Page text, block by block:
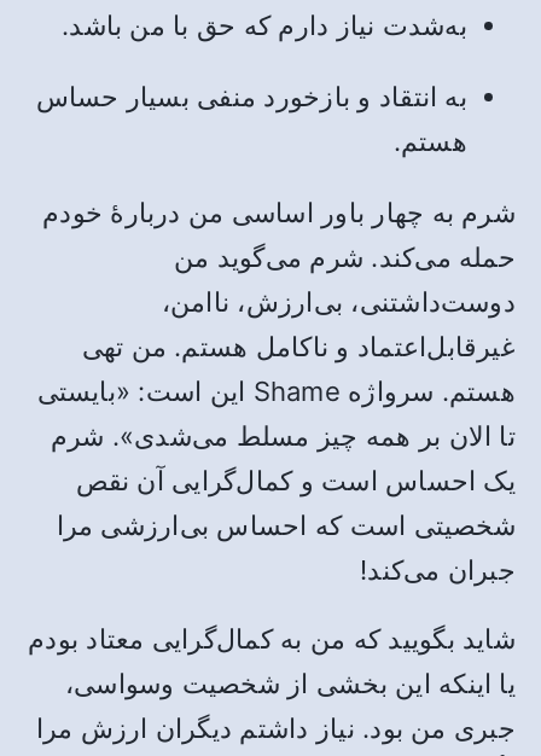
به‌شدت نیاز دارم که حق با من باشد.
به انتقاد و بازخورد منفی بسیار حساس
هستم.
شرم به چهار باور اساسی من دربارۀ خودم
حمله می‌کند. شرم می‌گوید من
دوست‌داشتنی، بی‌ارزش، ناامن،
غیرقابل‌اعتماد و ناکامل هستم. من تهی
هستم. سرواژه Shame این است: «بایستی
تا الان بر همه چیز مسلط می‌شدی». شرم
یک احساس است و کمال‌گرایی آن نقص
شخصیتی است که احساس بی‌ارزشی مرا
جبران می‌کند!
شاید بگویید که من به کمال‌گرایی معتاد بودم
یا اینکه این بخشی از شخصیت وسواسی،
جبری من بود. نیاز داشتم دیگران ارزش مرا